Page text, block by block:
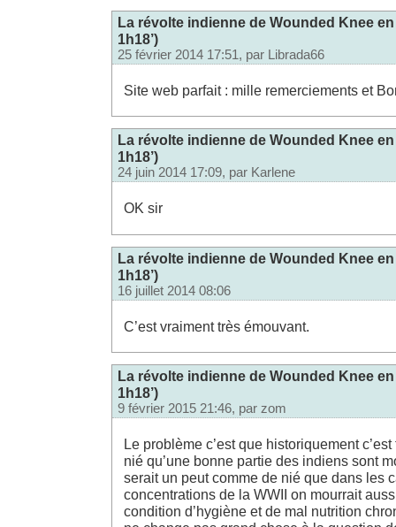
La révolte indienne de Wounded Knee
1h18’)
25 février 2014 17:51, par Librada66
Site web parfait : mille remerciements et
La révolte indienne de Wounded Knee
1h18’)
24 juin 2014 17:09, par Karlene
OK sir
opération
de
finance
crédits
crédit
pour
locataire
crédit
à
la
hypotheque
surendettement
credit
auto
rachat
de
credit
La révolte indienne de Wounded Knee
1h18’)
16 juillet 2014 08:06
C’est vraiment très émouvant.
La révolte indienne de Wounded Knee
1h18’)
9 février 2015 21:46, par zom
Le problème c’est que historiquement
nié qu’une bonne partie des indiens sont
serait un peut comme de nié que dans les
concentrations de la WWII on mourrait
condition d’hygiène et de mal nutrition